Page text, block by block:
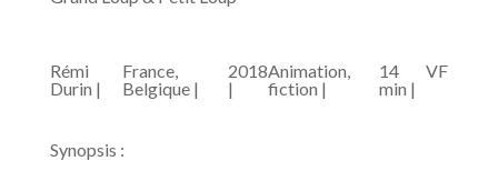
Rémi
Durin |
France,
Belgique |
2018
|
Animation,
fiction |
14
min |
VF
Synopsis :